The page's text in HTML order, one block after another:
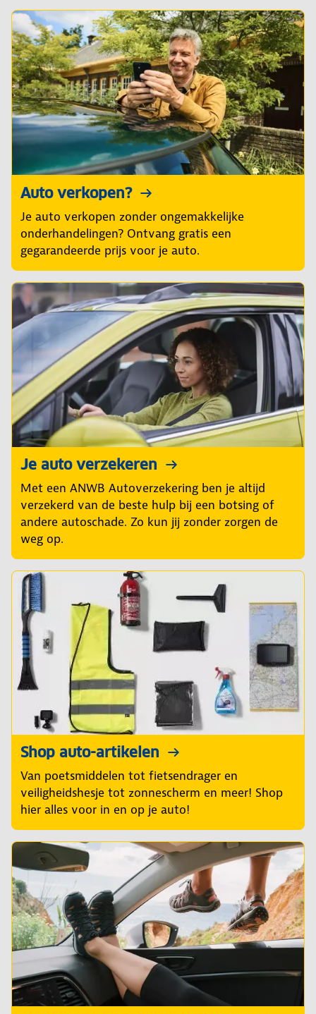
Auto verkopen?
Je auto verkopen zonder ongemakkelijke
onderhandelingen? Ontvang gratis een
gegarandeerde prijs voor je auto.
Je auto verzekeren
Met een ANWB Autoverzekering ben je altijd
verzekerd van de beste hulp bij een botsing of
andere autoschade. Zo kun jij zonder zorgen de
weg op.
Shop auto-artikelen
Van poetsmiddelen tot fietsendrager en
veiligheidshesje tot zonnescherm en meer! Shop
hier alles voor in en op je auto!